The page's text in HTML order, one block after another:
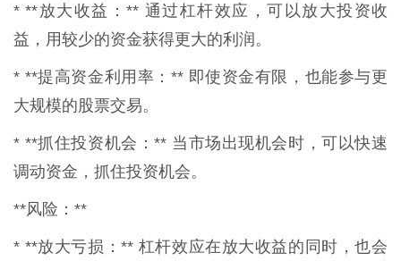
* **放大收益：** 通过杠杆效应，可以放大投资收
益，用较少的资金获得更大的利润。
* **提高资金利用率：** 即使资金有限，也能参与更
大规模的股票交易。
* **抓住投资机会：** 当市场出现机会时，可以快速
调动资金，抓住投资机会。
**风险：**
* **放大亏损：** 杠杆效应在放大收益的同时，也会